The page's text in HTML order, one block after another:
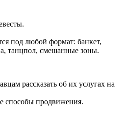
под любой формат: банкет,
танцпол, смешанные зоны.
рассказать об их услугах на
способы продвижения.